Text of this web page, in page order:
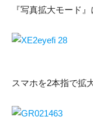
『写真拡大モード
スマホを2本指で拡